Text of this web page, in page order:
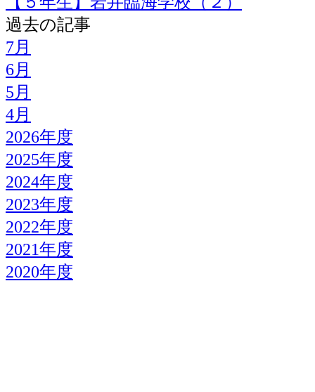
過去の記事
7月
6月
5月
4月
2026年度
2025年度
2024年度
2023年度
2022年度
2021年度
2020年度